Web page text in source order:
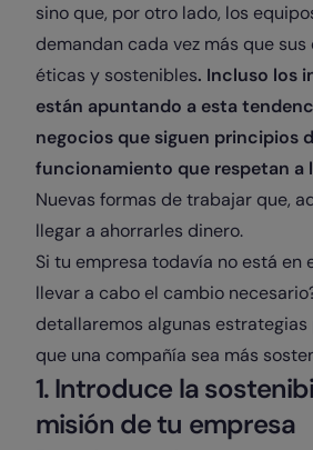
sino que, por otro lado, los
demandan cada vez más que
éticas y sostenibles. Incluso los
están apuntando a esta
negocios que siguen principios
funcionamiento que respetan a
Nuevas formas de trabajar que,
llegar a ahorrarles dinero.
Si tu empresa todavía no está en
llevar a cabo el cambio
detallaremos algunas
que una compañía sea más
1. Introduce la
misión de tu empresa